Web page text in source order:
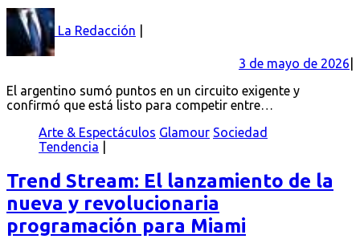
La Redacción
3 de mayo de 2026
El argentino sumó puntos en un circuito exigente y
confirmó que está listo para competir entre…
Arte & Espectáculos Glamour Sociedad
Tendencia
Trend Stream: El lanzamiento de la
nueva y revolucionaria
programación para Miami